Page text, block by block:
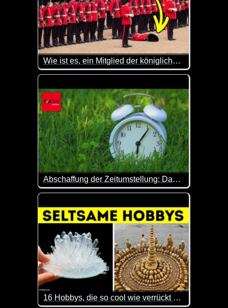
Wie ist es, ein Mitglied der königlichen Garde zu sein
Warst du schon mal am Buckingham Palace und
Abschaffung der Zeitumstellung: Das ist der aktuelle Stand
Nachdem die Zeitumstellung mal wieder
16 Hobbys, die so cool wie verrückt sind